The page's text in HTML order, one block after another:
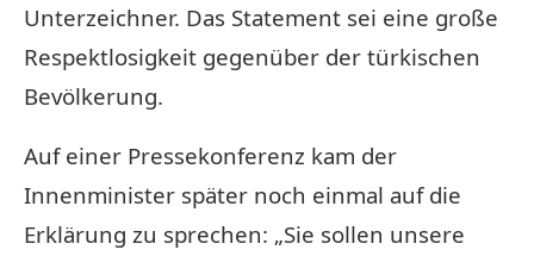
Unterzeichner. Das Statement sei eine große
Respektlosigkeit gegenüber der türkischen
Bevölkerung.
Auf einer Pressekonferenz kam der
Innenminister später noch einmal auf die
Erklärung zu sprechen: „Sie sollen unsere